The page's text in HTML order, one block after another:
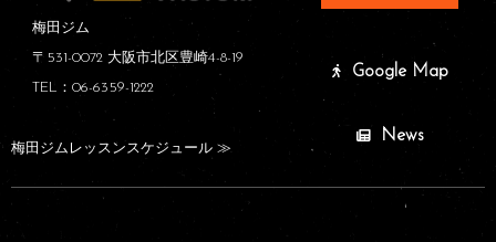
梅田ジム
〒531-0072 大阪市北区豊崎4-8-19
TEL：06-6359-1222
梅田ジムレッスンスケジュール ≫
Google Map
News